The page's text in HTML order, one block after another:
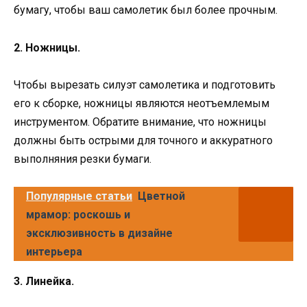
бумагу, чтобы ваш самолетик был более прочным.
2. Ножницы.
Чтобы вырезать силуэт самолетика и подготовить
его к сборке, ножницы являются неотъемлемым
инструментом. Обратите внимание, что ножницы
должны быть острыми для точного и аккуратного
выполняния резки бумаги.
Популярные статьи Цветной
мрамор: роскошь и
эксклюзивность в дизайне
интерьера
3. Линейка.